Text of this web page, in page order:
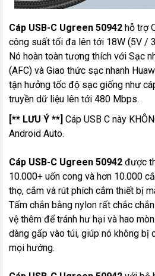
Cáp USB-C Ugreen 50942 hỗ trợ
công suất tối đa lên tới 18W (5V /
Nó hoàn toàn tương thích với Sạc
(AFC) và Giao thức sạc nhanh
tận hưởng tốc độ sạc giống như
truyền dữ liệu lên tới 480 Mbps.
[** LƯU Ý **] Cáp USB C này
Android Auto.
Cáp USB-C Ugreen 50942 được
10.000+ uốn cong và hơn 10.000
thọ, cắm và rút phích cắm thiết bị
Tấm chắn bằng nylon rất chắc
vệ thêm để tránh hư hại và hao
dàng gấp vào túi, giúp nó không bị
mọi hướng.